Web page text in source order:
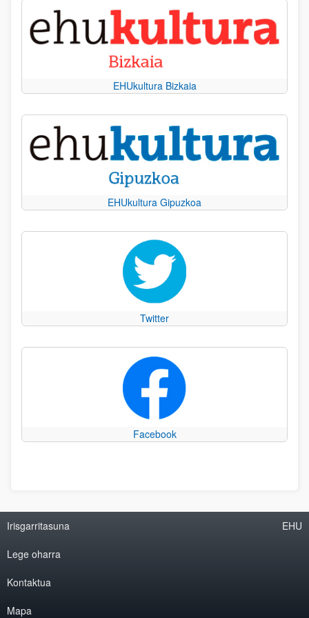
EHUkultura Bizkaia
EHUkultura Gipuzkoa
Twitter
Facebook
Irisgarritasuna
Lege oharra
Kontaktua
Mapa
EHU